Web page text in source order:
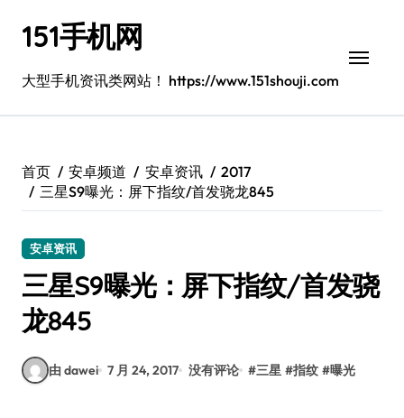
151手机网
大型手机资讯类网站！ https://www.151shouji.com
首页 安卓频道 安卓资讯
2017
三星S9曝光：屏下指纹/首发骁龙845
安卓资讯
三星S9曝光：屏下指纹/首发骁
龙845
由 dawei 7 月 24, 2017 没有评论 #三星 #指纹 #曝光